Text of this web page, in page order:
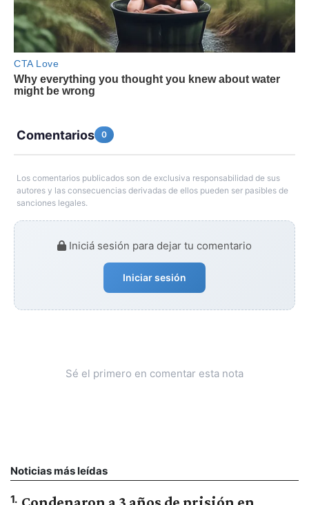
Comentarios 0
Los comentarios publicados son de exclusiva responsabilidad de sus
autores y las consecuencias derivadas de ellos pueden ser pasibles de
sanciones legales.
Iniciá sesión para dejar tu comentario
Iniciar sesión
Sé el primero en comentar esta nota
Noticias más leídas
1.